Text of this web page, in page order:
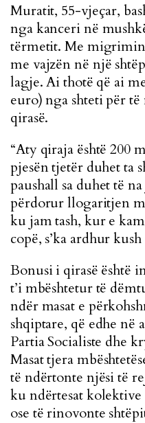
Muratit, 55-vjeçar,
nga kanceri në
tërmetit. Me
me vajzën në një
lagje. Ai thotë që ai
euro) nga shteti për
qirasë.
“Aty qiraja është 200
pjesën tjetër duhet ta
paushall sa duhet të
përdorur llogaritjen
ku jam tash, kur e
copë, s’ka ardhur
Bonusi i qirasë është
t’i mbështetur të
ndër masat e
shqiptare, që edhe në
Partia Socialiste dhe
Masat tjera
të ndërtonte njësi të
ku ndërtesat
ose të rinovonte